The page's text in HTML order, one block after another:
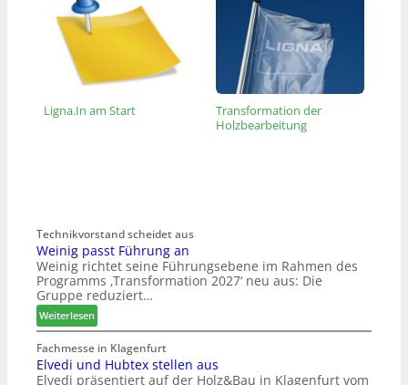
Ligna.In am Start
Transformation der
Holzbearbeitung
Technikvorstand scheidet aus
Weinig passt Führung an
Weinig richtet seine Führungsebene im Rahmen des
Programms ‚Transformation 2027‘ neu aus: Die
Gruppe reduziert…
Weiterlesen:
W
e
i
n
Fachmesse in Klagenfurt
Elvedi und Hubtex stellen aus
Elvedi präsentiert auf der Holz&Bau in Klagenfurt vom